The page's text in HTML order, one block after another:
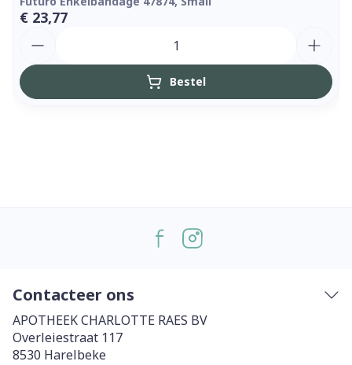
€ 23,77
Bestel
Contacteer ons
APOTHEEK CHARLOTTE RAES BV
Overleiestraat 117
8530 Harelbeke